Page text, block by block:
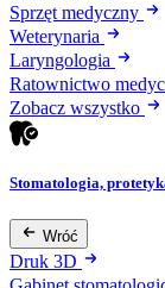
Sprzęt medyczny
Weterynaria
Laryngologia
Ratownictwo
Zobacz wszystko
Stomatologia,
Wróć
Druk 3D